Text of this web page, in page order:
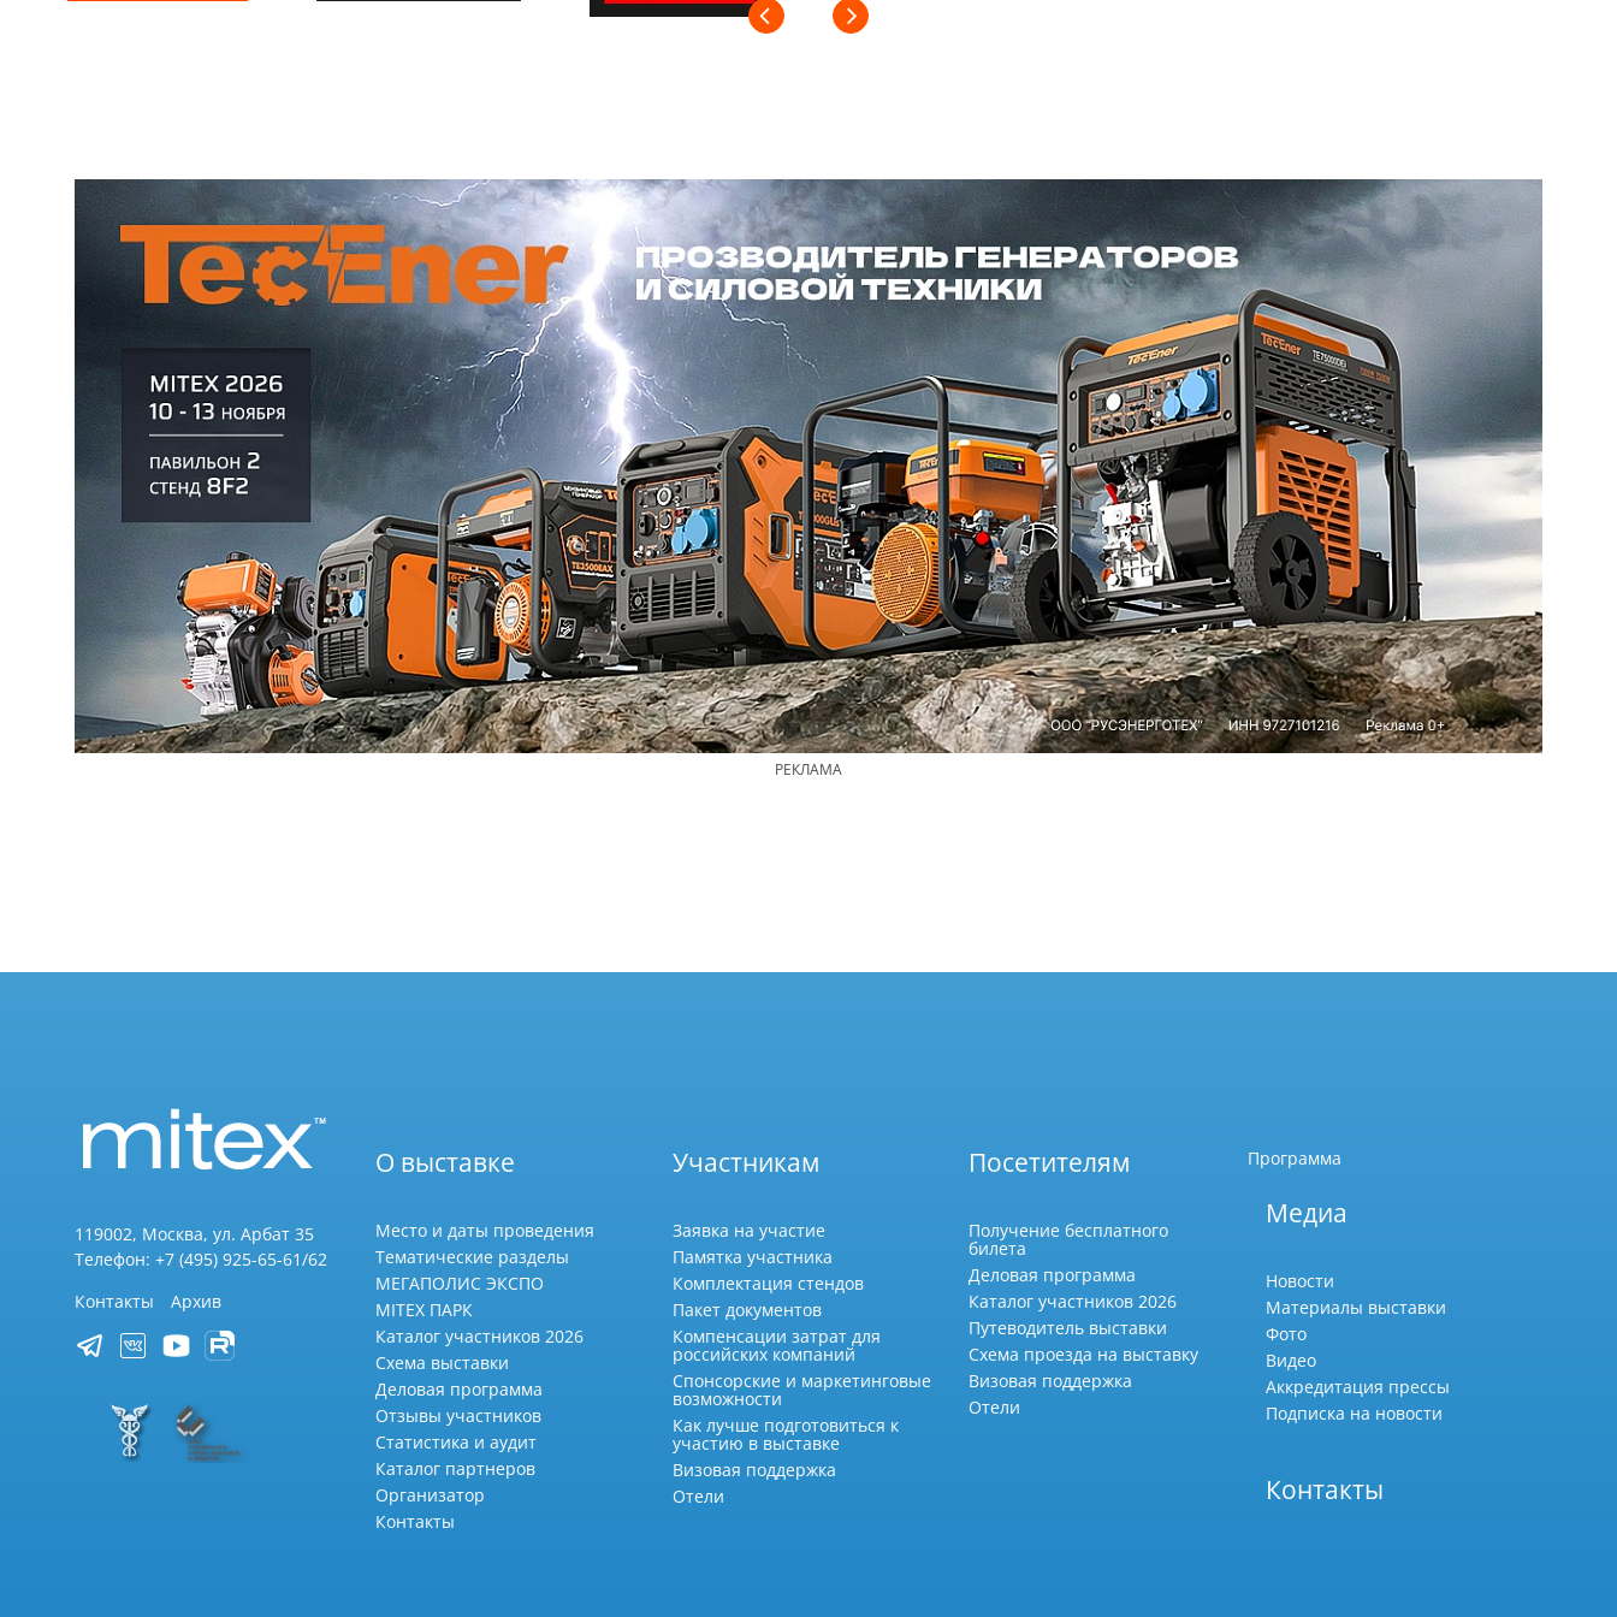
РЕКЛАМА
119002, Москва, ул. Арбат 35
Телефон: +7 (495) 925-65-61/62
Контакты
Архив
О выставке
Место и даты проведения
Тематические разделы
МЕГАПОЛИС ЭКСПО
MITEX ПАРК
Каталог участников 2026
Схема выставки
Деловая программа
Отзывы участников
Статистика и аудит
Каталог партнеров
Организатор
Контакты
Участникам
Заявка на участие
Памятка участника
Комплектация стендов
Пакет документов
Компенсации затрат для
российских компаний
Спонсорские и маркетинговые
возможности
Как лучше подготовиться к
участию в выставке
Визовая поддержка
Отели
Посетителям
Получение бесплатного
билета
Деловая программа
Каталог участников 2026
Путеводитель выставки
Схема проезда на выставку
Визовая поддержка
Отели
Программа
Медиа
Новости
Материалы выставки
Фото
Видео
Аккредитация прессы
Подписка на новости
Контакты